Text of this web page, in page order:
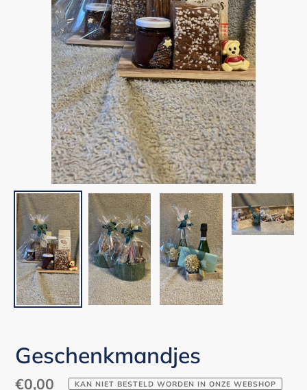
Geschenkmandjes
Normale
€0,00 KAN NIET BESTELD WORDEN IN ONZE WEBSHOP